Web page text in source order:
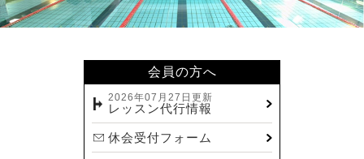
会員の方へ
2026年07月27日更新
レッスン代行情報
休会受付フォーム